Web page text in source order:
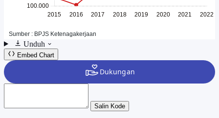
Unduh
Embed Chart
Salin Kode